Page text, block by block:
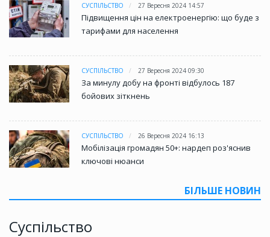
СУСПІЛЬСТВО 27 Вересня 2024 14:57
Підвищення цін на електроенергію: що буде з
тарифами для населення
СУСПІЛЬСТВО 27 Вересня 2024 09:30
За минулу добу на фронті відбулось 187
бойових зіткнень
СУСПІЛЬСТВО 26 Вересня 2024 16:13
Мобілізація громадян 50+: нардеп роз'яснив
ключові нюанси
БІЛЬШЕ НОВИН
Суспільство